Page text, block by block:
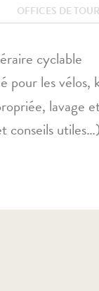
OFFICES DE
cyclable
pour les
lavage
conseils utiles…)